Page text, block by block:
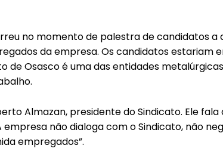
no momento de palestra de candidatos a
da empresa. Os candidatos estariam
de Osasco é uma das entidades
Almazan, presidente do Sindicato. Ele
não dialoga com o Sindicato, não
empregados”.